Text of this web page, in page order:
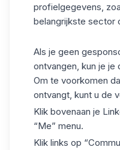
profielgegevens,
belangrijkste sector
Als je geen
ontvangen, kun je je
Om te voorkomen
ontvangt, kunt u de
Klik bovenaan je
“Me” menu.
Klik links op